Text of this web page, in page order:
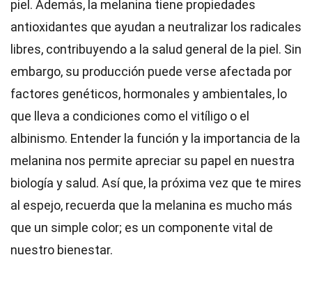
piel. Además, la melanina tiene propiedades
antioxidantes que ayudan a neutralizar los radicales
libres, contribuyendo a la salud general de la piel. Sin
embargo, su producción puede verse afectada por
factores genéticos, hormonales y ambientales, lo
que lleva a condiciones como el vitíligo o el
albinismo. Entender la función y la importancia de la
melanina nos permite apreciar su papel en nuestra
biología y salud. Así que, la próxima vez que te mires
al espejo, recuerda que la melanina es mucho más
que un simple color; es un componente vital de
nuestro bienestar.